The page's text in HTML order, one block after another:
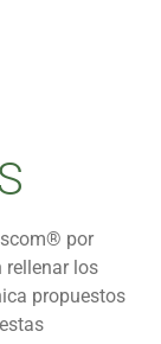
por
rellenar los
propuestos